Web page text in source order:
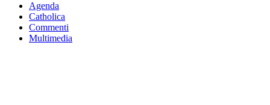
Agenda
Catholica
Commenti
Multimedia